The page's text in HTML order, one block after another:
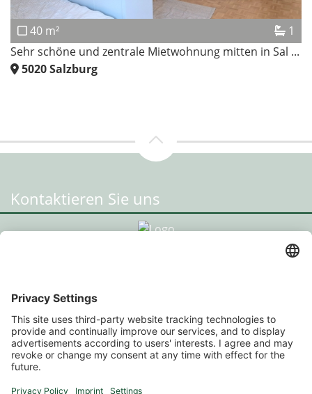
40 m²
1
Sehr schöne und zentrale Mietwohnung mitten in Sal ...
5020Salzburg
Kontaktieren Sie uns
Prehauserplatz 3, 5550 Radstadt
+43 664 93 014 20
office@hpu-immo.at
Standort Salzburg